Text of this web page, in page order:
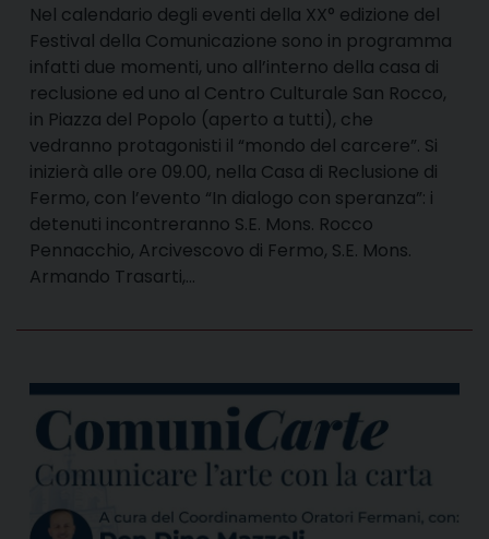
Nel calendario degli eventi della XX° edizione del
Festival della Comunicazione sono in programma
infatti due momenti, uno all’interno della casa di
reclusione ed uno al Centro Culturale San Rocco,
in Piazza del Popolo (aperto a tutti), che
vedranno protagonisti il “mondo del carcere”. Si
inizierà alle ore 09.00, nella Casa di Reclusione di
Fermo, con l’evento “In dialogo con speranza”: i
detenuti incontreranno S.E. Mons. Rocco
Pennacchio, Arcivescovo di Fermo, S.E. Mons.
Armando Trasarti,…